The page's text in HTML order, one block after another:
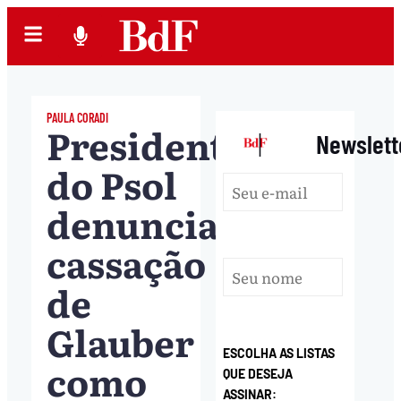
PAULA CORADI
Presidente
do Psol
denuncia
cassação
de
Glauber
como
|
ESCOLHA AS LISTAS
QUE DESEJA
ASSINAR: